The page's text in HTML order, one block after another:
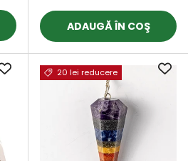
profunda,
echilibrarea chakrelor
si terapia reiki
ADAUGĂ ÎN COŞ
20 lei reducere